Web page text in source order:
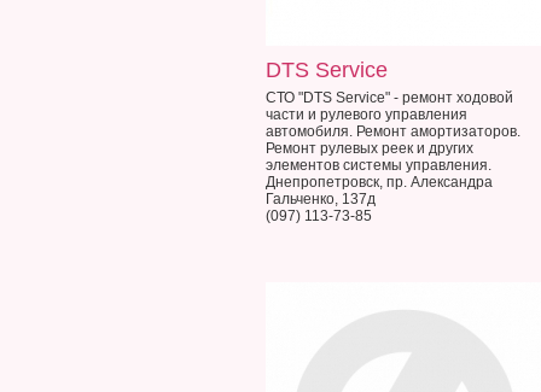
DTS Service
СТО "DTS Service" - ремонт ходовой
части и рулевого управления
автомобиля. Ремонт амортизаторов.
Ремонт рулевых реек и других
элементов системы управления.
Днепропетровск, пр. Александра
Гальченко, 137д
(097) 113-73-85